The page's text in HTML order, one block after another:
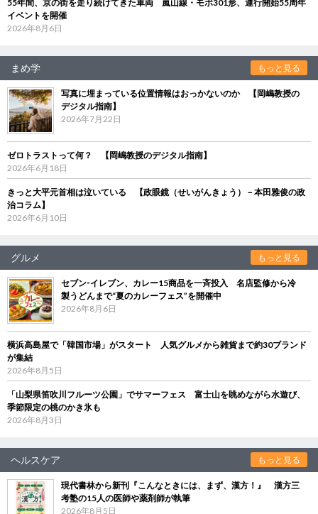
55年間、京の街を走り続けてきた車両 嵐山線・モボ301形、運行開始55周年
イベントを開催
2026年8月6日
まめ学 もっと見る
写真に埋まっている位置情報はおっかないのか 【岡嶋教授の
デジタル指南】
2026年7月22日
ゼロトラストって何？ 【岡嶋教授のデジタル指南】
2026年6月18日
きっと大平元首相は泣いている 【政眼鏡（せいがんきょう）－本田雅俊の政
治コラム】
2026年6月10日
グルメ もっと見る
セブン‐イレブン、カレー15商品を一斉投入 名店監修から冷
製うどんまで“夏のカレーフェス”を開催中
2026年8月6日
横浜高島屋で「韓国市場」がスタート 人気グルメから雑貨まで約30ブランド
が集結
2026年8月5日
「山梨県笛吹川フルーツ公園」でサマーフェス 富士山を眺めながら水遊び、
季節限定の桃のかき氷も
2026年8月3日
ヘルスケア もっと見る
現代書林から新刊『こんなときには、まず、漢方！』 漢方三
考塾の15人の医師や薬剤師が執筆
2026年8月5日